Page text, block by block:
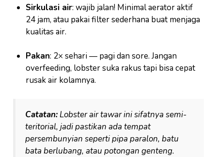
Sirkulasi air: wajib jalan! Minimal aerator aktif
24 jam, atau pakai filter sederhana buat menjaga
kualitas air.
Pakan: 2× sehari — pagi dan sore. Jangan
overfeeding, lobster suka rakus tapi bisa cepat
rusak air kolamnya.
Catatan: Lobster air tawar ini sifatnya semi-
teritorial, jadi pastikan ada tempat
persembunyian seperti pipa paralon, batu
bata berlubang, atau potongan genteng.